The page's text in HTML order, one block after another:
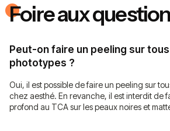
Foire aux
Peut-on faire un peeling sur
phototypes ?
Oui, il est possible de faire un peeling sur
chez aesthé. En revanche, il est interdit de
profond au TCA sur les peaux noires et